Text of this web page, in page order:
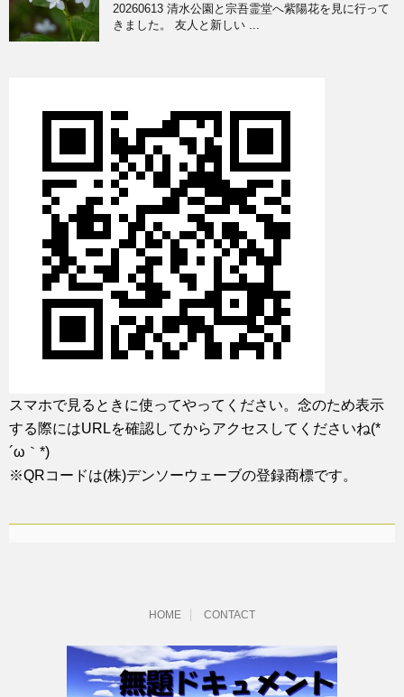
20260613 清水公園と宗吾霊堂へ紫陽花を見に行って
きました。 友人と新しい ...
スマホで見るときに使ってやってください。念のため表示
する際にはURLを確認してからアクセスしてくださいね(*
´ω｀*)
※QRコードは(株)デンソーウェーブの登録商標です。
HOME CONTACT